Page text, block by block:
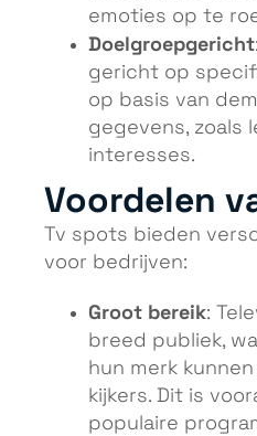
emoties op te
Doelgroepgericht
gericht op
op basis van
gegevens, zoals
interesses.
Voordelen
Tv spots bieden
voor bedrijven:
Groot bereik:
breed publiek,
hun merk
kijkers. Dit is
populaire